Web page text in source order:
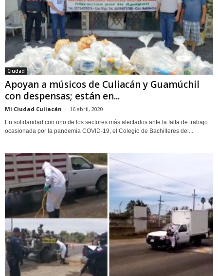
Ciudad
Apoyan a músicos de Culiacán y Guamúchil
con despensas; están en...
Mi Ciudad Culiacán - 16 abril, 2020
En solidaridad con uno de los sectores más afectados ante la falta de trabajo
ocasionada por la pandemia COVID-19, el Colegio de Bachilleres del...